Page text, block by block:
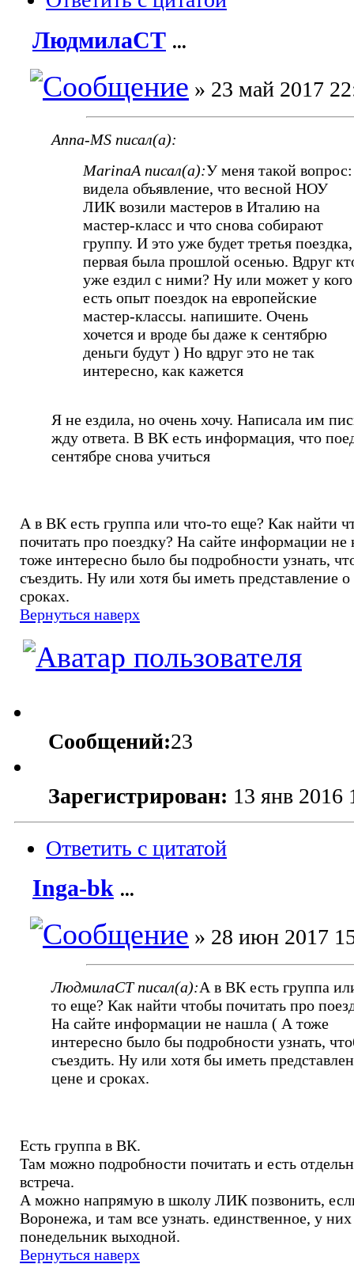
ЛюдмилаСТ ...
» 23 май 2017
Anna-MS писал(а):
MarinaA писал(а):У меня такой вопрос:
видела объявление, что весной НОУ
ЛИК возили мастеров в Италию на
мастер-класс и что снова собирают
группу. И это уже будет третья поездка,
первая была прошлой осенью. Вдруг
уже ездил с ними? Ну или может у кого
есть опыт поездок на европейские
мастер-классы. напишите. Очень
хочется и вроде бы даже к сентябрю
деньги будут ) Но вдруг это не так
интересно, как кажется
Я не ездила, но очень хочу. Написала им
жду ответа. В ВК есть информация, что
сентябре снова учиться
А в ВК есть группа или что-то еще? Как найти
почитать про поездку? На сайте информации
тоже интересно было бы подробности узнать,
съездить. Ну или хотя бы иметь представление
сроках.
Вернуться наверх
Сообщений:23
Зарегистрирован: 13 янв 2016
Ответить с цитатой
Inga-bk ...
» 28 июн 2017
ЛюдмилаСТ писал(а):А в ВК есть группа
то еще? Как найти чтобы почитать про
На сайте информации не нашла ( А тоже
интересно было бы подробности узнать,
съездить. Ну или хотя бы иметь
цене и сроках.
Есть группа в ВК.
Там можно подробности почитать и есть
встреча.
А можно напрямую в школу ЛИК позвонить,
Воронежа, и там все узнать. единственное, у них
понедельник выходной.
Вернуться наверх